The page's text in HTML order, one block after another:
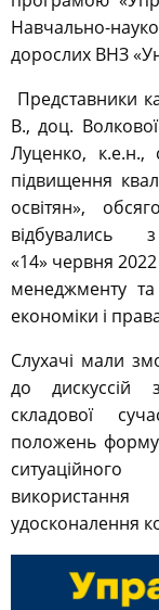
Навчально-
дорослих ВНЗ
Представники
В., доц.
Луценко,
підвищення
освітян»,
відбувались
«14» червня 2022
менеджменту
економіки і
Слухачі мали
до дискуссій
складової
положень
удосконалення